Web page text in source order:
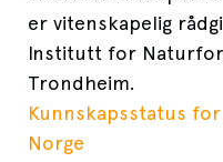
er vitenskapelig
Institutt for
Trondheim.
Kunnskapsstatus
Norge